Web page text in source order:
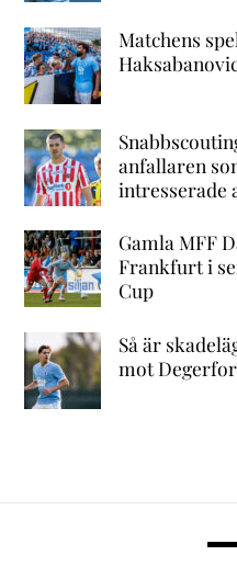
Matchens
anfallaren
intresserade
Gamla MFF
Frankfurt i
Cup
Så är
mot